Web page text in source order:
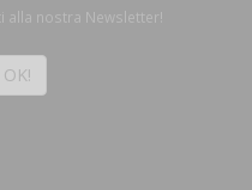
alla nostra Newsletter!
OK!